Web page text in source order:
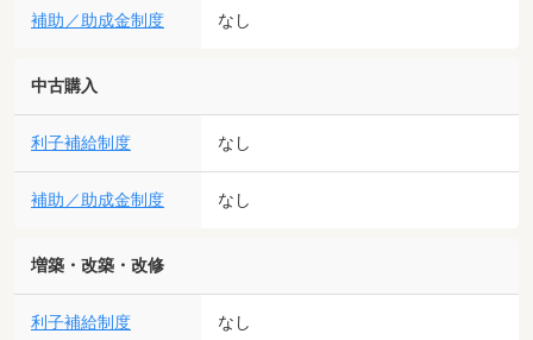
補助／助成金制度 なし
中古購入
利子補給制度 なし
補助／助成金制度 なし
増築・改築・改修
利子補給制度 なし